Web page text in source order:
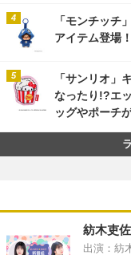
「モンチッチ
アイテム登場
「サンリオ」
なったり!?エ
ッグやポーチ
紡木吏
出演：紡